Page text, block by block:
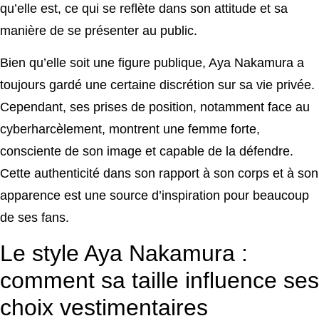
qu’elle est, ce qui se reflète dans son attitude et sa
manière de se présenter au public.
Bien qu’elle soit une figure publique, Aya Nakamura a
toujours gardé une certaine discrétion sur sa vie privée.
Cependant, ses prises de position, notamment face au
cyberharcèlement, montrent une femme forte,
consciente de son image et capable de la défendre.
Cette authenticité dans son rapport à son corps et à son
apparence est une source d’inspiration pour beaucoup
de ses fans.
Le style Aya Nakamura :
comment sa taille influence ses
choix vestimentaires